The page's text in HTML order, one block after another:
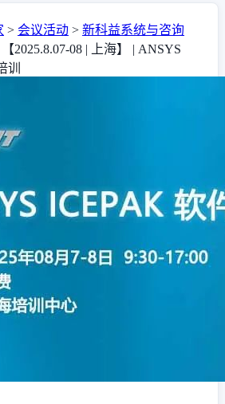
> 会议活动 > 新科益系统与咨询
【2025.8.07-08 | 上海】 | ANSYS
训